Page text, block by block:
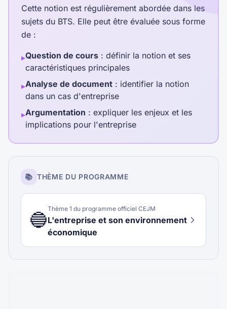
Cette notion est régulièrement abordée dans les
sujets du BTS. Elle peut être évaluée sous forme
de :
▸Question de cours : définir la notion et ses
caractéristiques principales
▸Analyse de document : identifier la notion
dans un cas d'entreprise
▸Argumentation : expliquer les enjeux et les
implications pour l'entreprise
📚 THÈME DU PROGRAMME
🔵
Thème 1 du programme officiel CEJM
L'entreprise et son environnement
économique